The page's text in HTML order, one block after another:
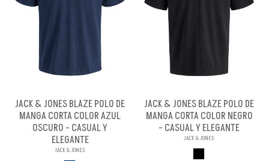
JACK & JONES BLAZE POLO DE
MANGA CORTA COLOR AZUL
OSCURO - CASUAL Y
ELEGANTE
JACK & JONES
JACK & JONES BLAZE POLO DE
MANGA CORTA COLOR NEGRO
- CASUAL Y ELEGANTE
JACK & JONES